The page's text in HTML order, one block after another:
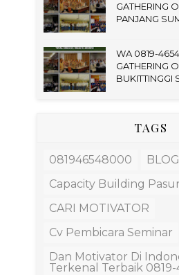
GATHERING
PANJANG
WA 0819-
GATHERING
BUKITTINGGI
TAGS
081946548000
BLOG
Capacity Building
CARI MOTIVATOR
Cv Pembicara Seminar
Dan Motivator Di
Terkenal Terbaik